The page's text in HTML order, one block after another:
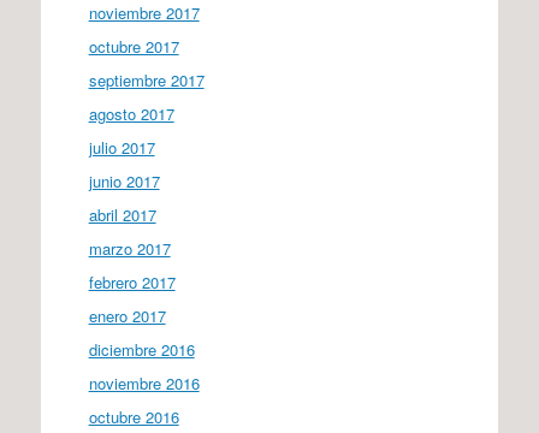
noviembre 2017
octubre 2017
septiembre 2017
agosto 2017
julio 2017
junio 2017
abril 2017
marzo 2017
febrero 2017
enero 2017
diciembre 2016
noviembre 2016
octubre 2016